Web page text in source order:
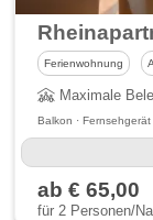
Ferienwohnung
Maximale
Balkon ·
ab € 65,00
für 2 Personen/